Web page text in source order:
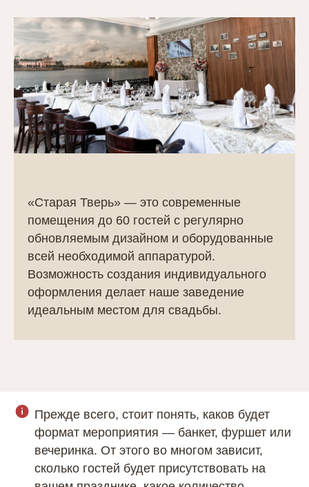
«Старая Тверь» — это современные
помещения до 60 гостей с регулярно
обновляемым дизайном и оборудованные
всей необходимой аппаратурой.
Возможность создания индивидуального
оформления делает наше заведение
идеальным местом для свадьбы.
Прежде всего, стоит понять, каков будет
формат мероприятия — банкет, фуршет или
вечеринка. От этого во многом зависит,
сколько гостей будет присутствовать на